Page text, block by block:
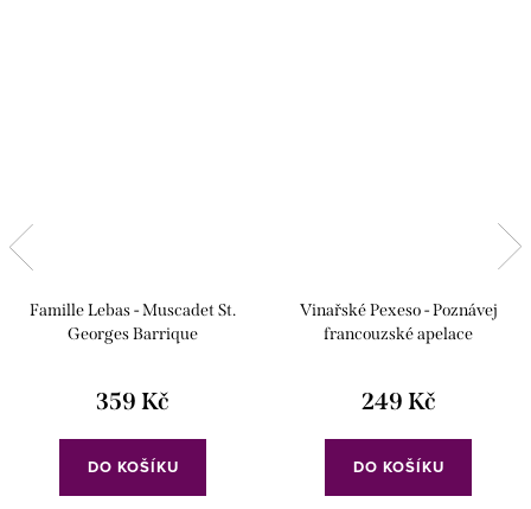
Famille Lebas - Muscadet St.
Georges Barrique
359 Kč
DO KOŠÍKU
Vinařské Pexeso - Poznávej
francouzské apelace
249 Kč
DO KOŠÍKU